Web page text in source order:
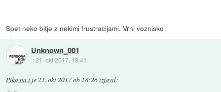
Spet neko bitje z nekimi frustracijami. Vrni voznisko
Unknown_001
::21. okt 2017, 18:41
Pika na i je21. okt 2017 ob 18:26izjavil: